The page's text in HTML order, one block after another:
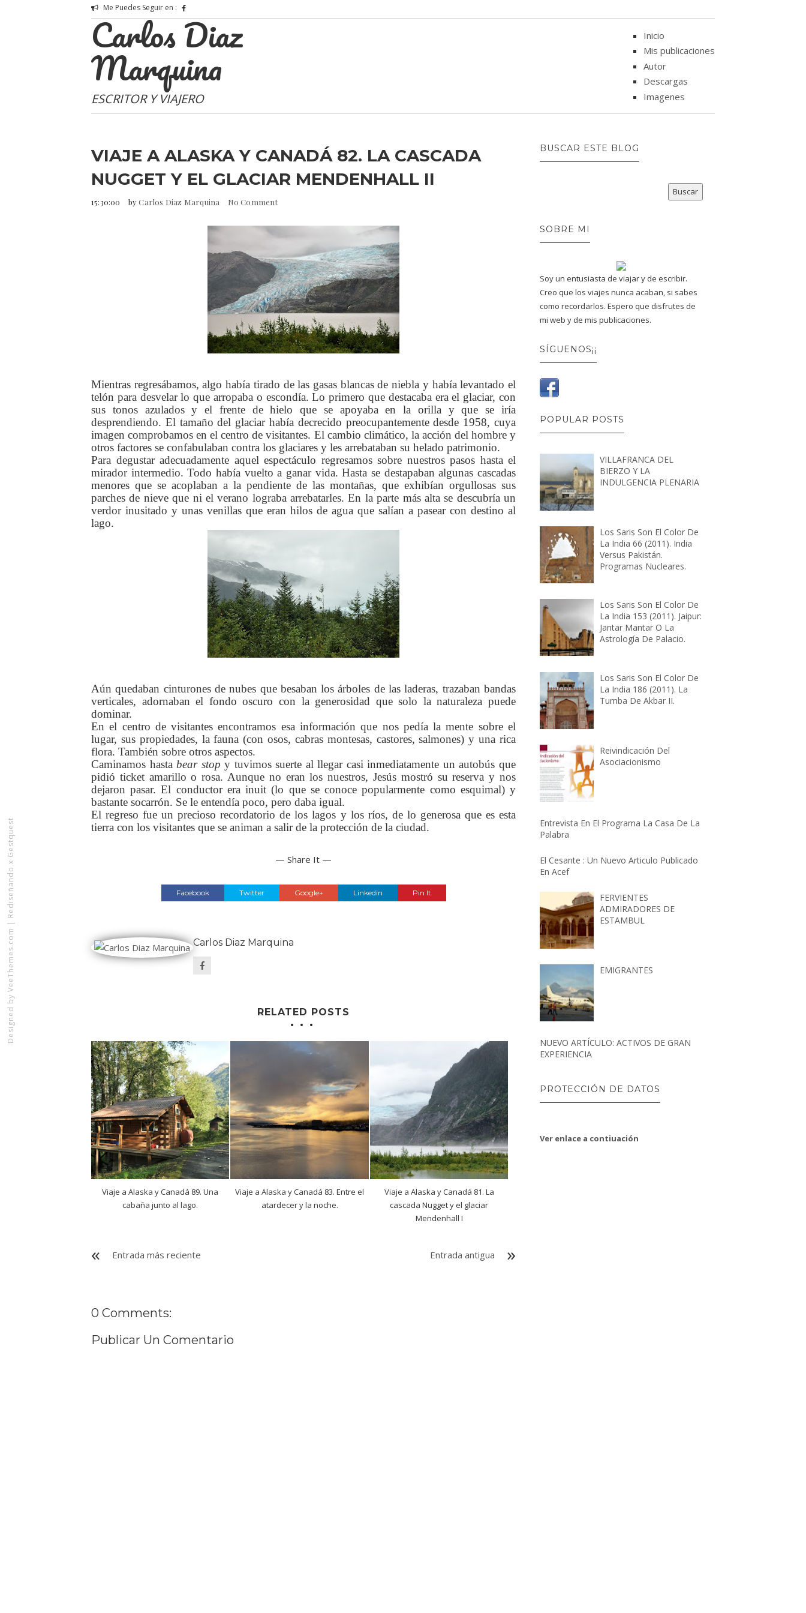
Designed by
VeeThemes.com
|
Rediseñando x Gestquest
Me Puedes Seguir en :
Carlos Diaz
Marquina
ESCRITOR Y VIAJERO
Inicio
Mis publicaciones
Autor
Descargas
Imagenes
VIAJE A ALASKA Y CANADÁ 82. LA CASCADA
NUGGET Y EL GLACIAR MENDENHALL II
15:30:00 byCarlos Diaz Marquina No Comment
Mientras regresábamos, algo había tirado de las gasas blancas de niebla y había levantado el
telón para desvelar lo que arropaba o escondía. Lo primero que destacaba era el glaciar, con
sus tonos azulados y el frente de hielo que se apoyaba en la orilla y que se iría
desprendiendo. El tamaño del glaciar había decrecido preocupantemente desde 1958, cuya
imagen comprobamos en el centro de visitantes. El cambio climático, la acción del hombre y
otros factores se confabulaban contra los glaciares y les arrebataban su helado patrimonio.
Para degustar adecuadamente aquel espectáculo regresamos sobre nuestros pasos hasta el
mirador intermedio. Todo había vuelto a ganar vida. Hasta se destapaban algunas cascadas
menores que se acoplaban a la pendiente de las montañas, que exhibían orgullosas sus
parches de nieve que ni el verano lograba arrebatarles. En la parte más alta se descubría un
verdor inusitado y unas venillas que eran hilos de agua que salían a pasear con destino al
lago.
Aún quedaban cinturones de nubes que besaban los árboles de las laderas, trazaban bandas
verticales, adornaban el fondo oscuro con la generosidad que solo la naturaleza puede
dominar.
En el centro de visitantes encontramos esa información que nos pedía la mente sobre el
lugar, sus propiedades, la fauna (con osos, cabras montesas, castores, salmones) y una rica
flora. También sobre otros aspectos.
Caminamos hastabear stop y tuvimos suerte al llegar casi inmediatamente un autobús que
pidió ticket amarillo o rosa. Aunque no eran los nuestros, Jesús mostró su reserva y nos
dejaron pasar. El conductor era inuit (lo que se conoce popularmente como esquimal) y
bastante socarrón. Se le entendía poco, pero daba igual.
El regreso fue un precioso recordatorio de los lagos y los ríos, de lo generosa que es esta
tierra con los visitantes que se animan a salir de la protección de la ciudad.
— Share It —
Facebook Twitter Google+ Linkedin Pin It
Carlos Diaz Marquina
RELATED POSTS
Viaje a Alaska y Canadá 89. Una
cabaña junto al lago.
Viaje a Alaska y Canadá 83. Entre el
atardecer y la noche.
Viaje a Alaska y Canadá 81. La
cascada Nugget y el glaciar
Mendenhall I
Entrada más reciente Entrada antigua
0 Comments:
Publicar Un Comentario
BUSCAR ESTE BLOG
SOBRE MI
Soy un entusiasta de viajar y de escribir.
Creo que los viajes nunca acaban, si sabes
como recordarlos. Espero que disfrutes de
mi web y de mis publicaciones.
SÍGUENOS¡¡
POPULAR POSTS
VILLAFRANCA DEL
BIERZO Y LA
INDULGENCIA PLENARIA
Los Saris Son El Color De
La India 66 (2011). India
Versus Pakistán.
Programas Nucleares.
Los Saris Son El Color De
La India 153 (2011). Jaipur:
Jantar Mantar O La
Astrología De Palacio.
Los Saris Son El Color De
La India 186 (2011). La
Tumba De Akbar II.
Reivindicación Del
Asociacionismo
Entrevista En El Programa La Casa De La
Palabra
El Cesante : Un Nuevo Articulo Publicado
En Acef
FERVIENTES
ADMIRADORES DE
ESTAMBUL
EMIGRANTES
NUEVO ARTÍCULO: ACTIVOS DE GRAN
EXPERIENCIA
PROTECCIÓN DE DATOS
Ver enlace a contiuación